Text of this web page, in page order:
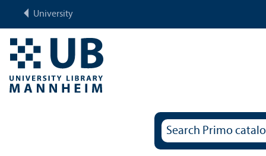
University